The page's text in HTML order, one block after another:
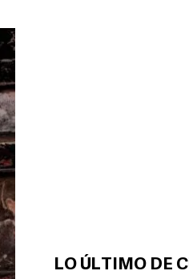
LO ÚLTIMO DE